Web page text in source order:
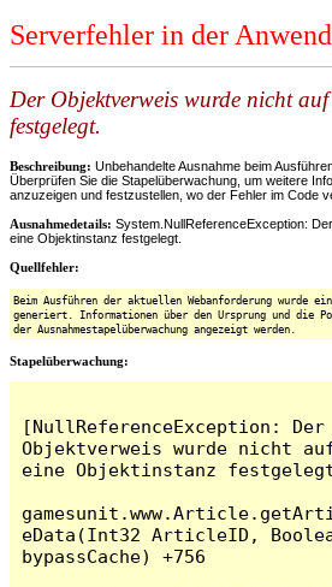
Serverfehler in der
Der Objektverweis wurde nicht
festgelegt.
Beschreibung: Unbehandelte Ausnahme beim
Überprüfen Sie die Stapelüberwachung, um weitere
anzuzeigen und festzustellen, wo der Fehler im Code
Ausnahmedetails: System.NullReferenceException:
eine Objektinstanz festgelegt.
Quellfehler:
Beim Ausführen der aktuellen Webanforderung wurde
generiert. Informationen über den Ursprung und die
der Ausnahmestapelüberwachung angezeigt werden.
Stapelüberwachung:
[NullReferenceException: Der
Objektverweis wurde nicht
eine Objektinstanz
eData(Int32 ArticleID,
bypassCache) +756